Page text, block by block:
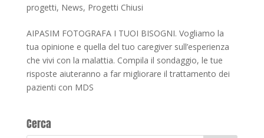
progetti, News, Progetti Chiusi
AIPASIM FOTOGRAFA I TUOI BISOGNI. Vogliamo la
tua opinione e quella del tuo caregiver sull’esperienza
che vivi con la malattia. Compila il sondaggio, le tue
risposte aiuteranno a far migliorare il trattamento dei
pazienti con MDS
Cerca